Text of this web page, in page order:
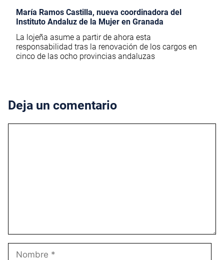
María Ramos Castilla, nueva coordinadora del
Instituto Andaluz de la Mujer en Granada
La lojeña asume a partir de ahora esta
responsabilidad tras la renovación de los cargos en
cinco de las ocho provincias andaluzas
Deja un comentario
Nombre